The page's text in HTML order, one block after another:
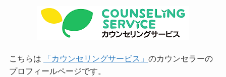
こちらは 「カウンセリングサービス」 のカウンセラーの
プロフィールページです。